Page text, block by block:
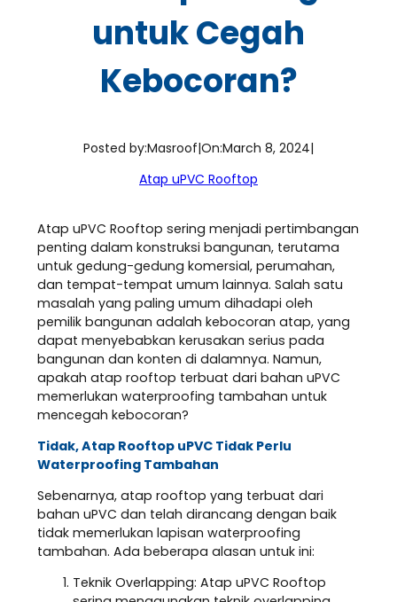
untuk Cegah
Kebocoran?
Posted by:Masroof|On:March 8, 2024|
Atap uPVC Rooftop
Atap uPVC Rooftop sering menjadi pertimbangan
penting dalam konstruksi bangunan, terutama
untuk gedung-gedung komersial, perumahan,
dan tempat-tempat umum lainnya. Salah satu
masalah yang paling umum dihadapi oleh
pemilik bangunan adalah kebocoran atap, yang
dapat menyebabkan kerusakan serius pada
bangunan dan konten di dalamnya. Namun,
apakah atap rooftop terbuat dari bahan uPVC
memerlukan waterproofing tambahan untuk
mencegah kebocoran?
Tidak, Atap Rooftop uPVC Tidak Perlu
Waterproofing Tambahan
Sebenarnya, atap rooftop yang terbuat dari
bahan uPVC dan telah dirancang dengan baik
tidak memerlukan lapisan waterproofing
tambahan. Ada beberapa alasan untuk ini:
Teknik Overlapping: Atap uPVC Rooftop